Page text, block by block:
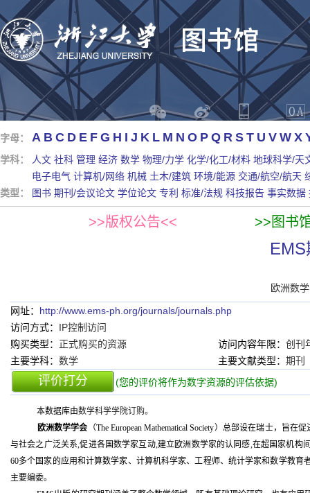
字母： A B C D E F G H I J K L M N O P Q R S T U V W X
学科： 人文 社科 管理 经济 数学 物理/力学 化学/化工/材料 地球科学/天
电子电气 计算机/网络 机械 土木/建筑 环境/能源 交通/航空/航天
类型：
图书 期刊/会议论文 学位论文 专利 标准/法规 科技报告 事实数据
>>版权公告<< >>图书
欧洲数
网址： http://www.ems-ph.org/journals/journals.php
访问方式： IP控制访问
购买类型： 正式购买的资源 访问内容年限： 创刊
主要学科： 数学 主要文献类型： 期刊
评价打分 (您的评价将作为数字资源的评估依据)
本数据库由数学科学学院订购。
欧洲数学学会 （The European Mathematical Society）总部设在瑞士，旨
与社会之广泛关系,促进各国数学家互动,建立欧洲数学家的认同感,在超国家机构
60多个国家的应用和计算数学家、计算机科学家、工程师、统计学家和数学教
主要编委。